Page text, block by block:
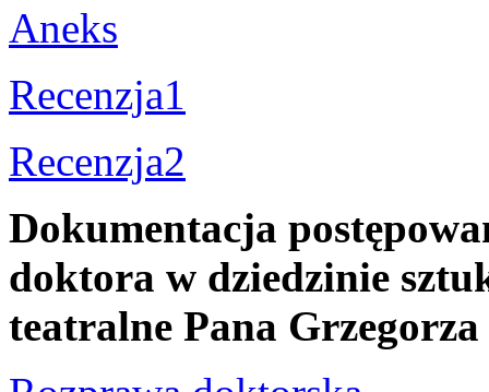
Aneks
Recenzja1
Recenzja2
Dokumentacja
doktora w dziedzinie
teatralne Pana